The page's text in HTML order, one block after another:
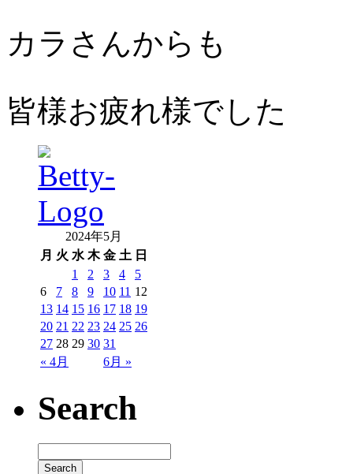
カラさんからも
皆様お疲れ様でした
2024年5月
月 火 水 木 金 土 日
« 4月 6月 »
1 2 3 4
5
6
7 8 9 10 11 12
13 14 15 16 17 18 19
20 21 22 23 24 25 26
27 28 29 30 31
Search